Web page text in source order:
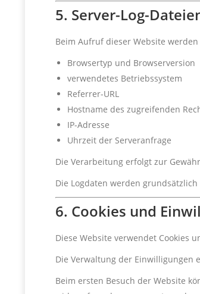
5. Server-Log-
Beim Aufruf dieser Website
Browsertyp und Browserversion
verwendetes Betriebssystem
Referrer-URL
Hostname des zugreifenden
IP-Adresse
Uhrzeit der Serveranfrage
Die Verarbeitung erfolgt zur
Die Logdaten werden
6. Cookies und
Diese Website verwendet Cookies
Die Verwaltung der Einwilligungen
Beim ersten Besuch der Website